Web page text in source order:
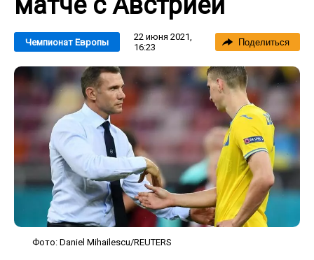
Чемпионат Европы
22 июня 2021,
16:23
Поделиться
Фото: Daniel Mihailescu/REUTERS